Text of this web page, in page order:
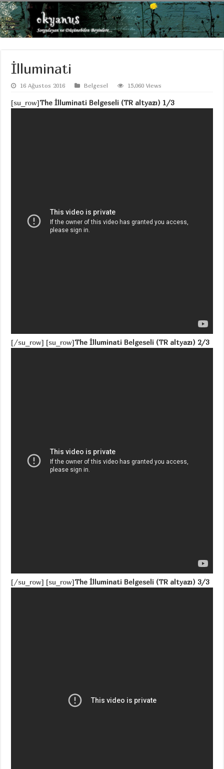
İlluminati
16 Ağustos 2016 Belgesel 15,060 Views
[su_row]The İlluminati Belgeseli (TR altyazı) 1/3
[/su_row] [su_row]The İlluminati Belgeseli (TR altyazı) 2/3
[/su_row] [su_row]The İlluminati Belgeseli (TR altyazı) 3/3